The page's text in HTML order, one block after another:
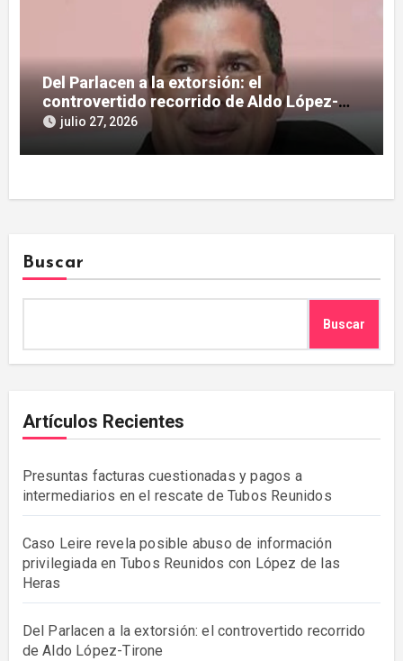
Del Parlacen a la extorsión: el
controvertido recorrido de Aldo López-
Tirone
julio 27, 2026
Buscar
Buscar
Artículos Recientes
Presuntas facturas cuestionadas y pagos a
intermediarios en el rescate de Tubos Reunidos
Caso Leire revela posible abuso de información
privilegiada en Tubos Reunidos con López de las
Heras
Del Parlacen a la extorsión: el controvertido recorrido
de Aldo López-Tirone